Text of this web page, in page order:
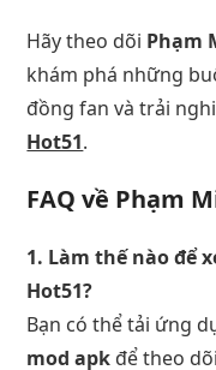
Hãy theo dõi Phạm
khám phá những
đồng fan và trải
Hot51.
FAQ về Phạm
1. Làm thế nào để
Hot51?
Bạn có thể tải ứng
mod apk để theo